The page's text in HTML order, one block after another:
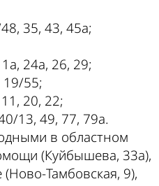
35, 43, 45а;
24а, 26, 29;
19/55;
20, 22;
13, 49, 77, 79а.
в областном
(Куйбышева, 33а),
Тамбовская, 9),